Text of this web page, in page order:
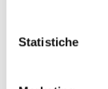
Statistiche